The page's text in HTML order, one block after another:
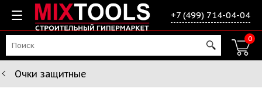
+7 (499) 714-04-04
0
Очки защитные